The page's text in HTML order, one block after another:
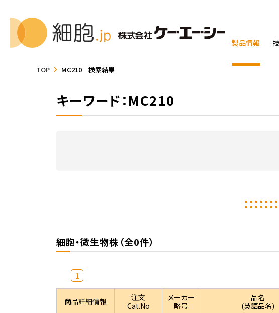
製品情報
TOP MC210 検索結果
キーワード：MC210
細胞・微生物株（全0件）
1
商品詳細情報
注文
Cat.No
メーカー
略号
品名
(英語品名)